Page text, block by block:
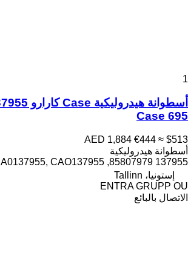
1
Case 695
AED 1,884 €444 ≈ $513
أسطوانة هيدروليكية
137955 85807979, CA0137955, CAO137955
إستونيا، Tallinn
ENTRA GRUPP OU
الاتصال بالبائع